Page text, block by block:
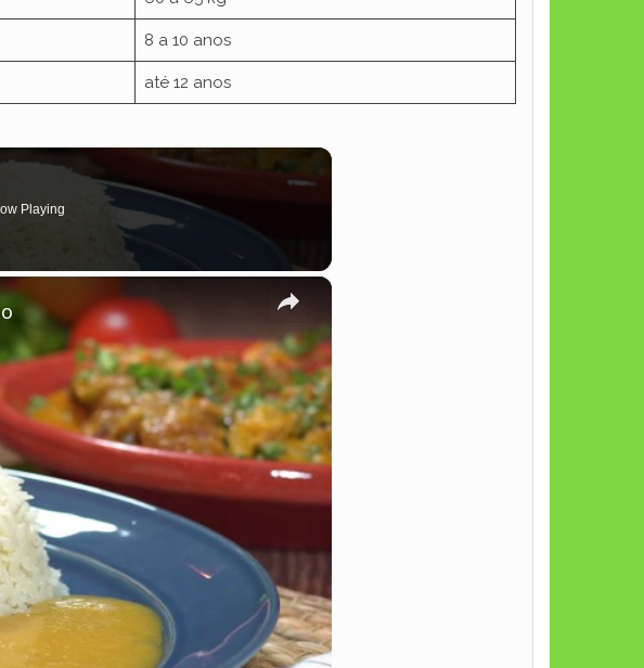
8 a 10 anos
até 12 anos
Playing
×